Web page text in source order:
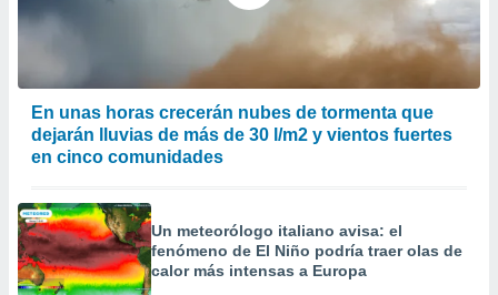
En unas horas crecerán nubes de tormenta que
dejarán lluvias de más de 30 l/m2 y vientos fuertes
en cinco comunidades
Un meteorólogo italiano avisa: el
fenómeno de El Niño podría traer olas de
calor más intensas a Europa